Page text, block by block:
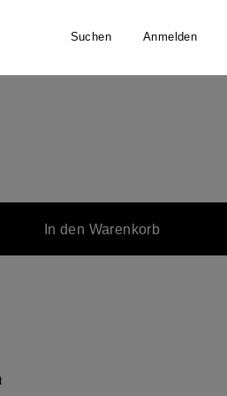
Suchen Anmelden
verfügbar.)
nicht verfügbar.)
In den Warenkorb